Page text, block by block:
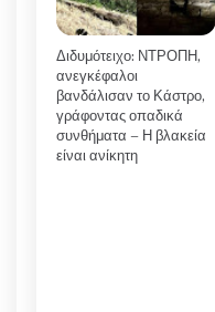
Διδυμότειχο: ΝΤΡΟΠΗ,
ανεγκέφαλοι
βανδάλισαν το Κάστρο,
γράφοντας οπαδικά
συνθήματα – Η βλακεία
είναι ανίκητη